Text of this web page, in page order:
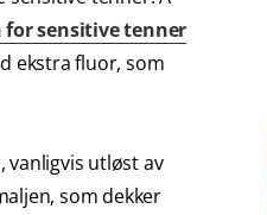
sensitive tenner
ekstra fluor, som
utløst av
som dekker